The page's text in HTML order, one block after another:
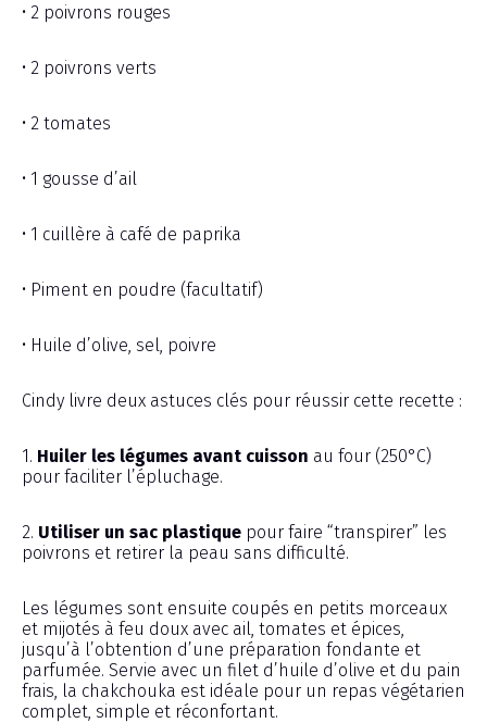
• 2 poivrons rouges
• 2 poivrons verts
• 2 tomates
• 1 gousse d’ail
• 1 cuillère à café de paprika
• Piment en poudre (facultatif)
• Huile d’olive, sel, poivre
Cindy livre deux astuces clés pour réussir cette recette :
1. Huiler les légumes avant cuisson au four (250°C)
pour faciliter l’épluchage.
2. Utiliser un sac plastique pour faire “transpirer” les
poivrons et retirer la peau sans difficulté.
Les légumes sont ensuite coupés en petits morceaux
et mijotés à feu doux avec ail, tomates et épices,
jusqu’à l’obtention d’une préparation fondante et
parfumée. Servie avec un filet d’huile d’olive et du pain
frais, la chakchouka est idéale pour un repas végétarien
complet, simple et réconfortant.